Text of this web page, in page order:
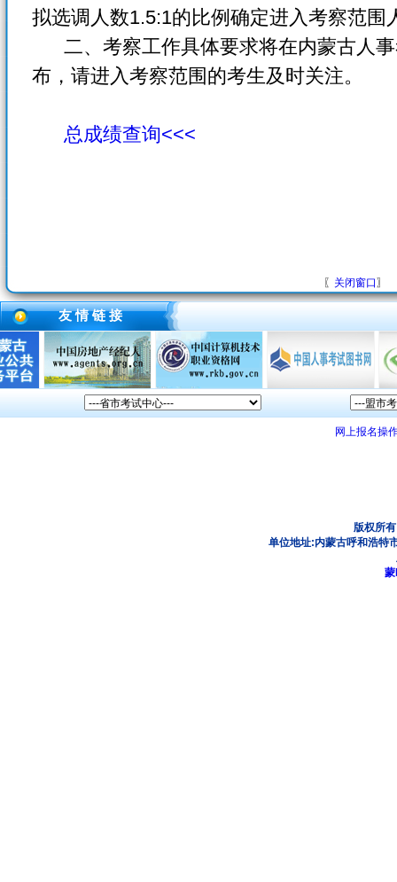
拟选调人数1.5:1的比例确定进入考察范围
二、考察工作具体要求将在内蒙古人事
布，请进入考察范围的考生及时关注。
总成绩查询<<<
〖 关闭窗口 〗
友 情 链 接
网上报名操
版权所
单位地址:内蒙古呼和浩特